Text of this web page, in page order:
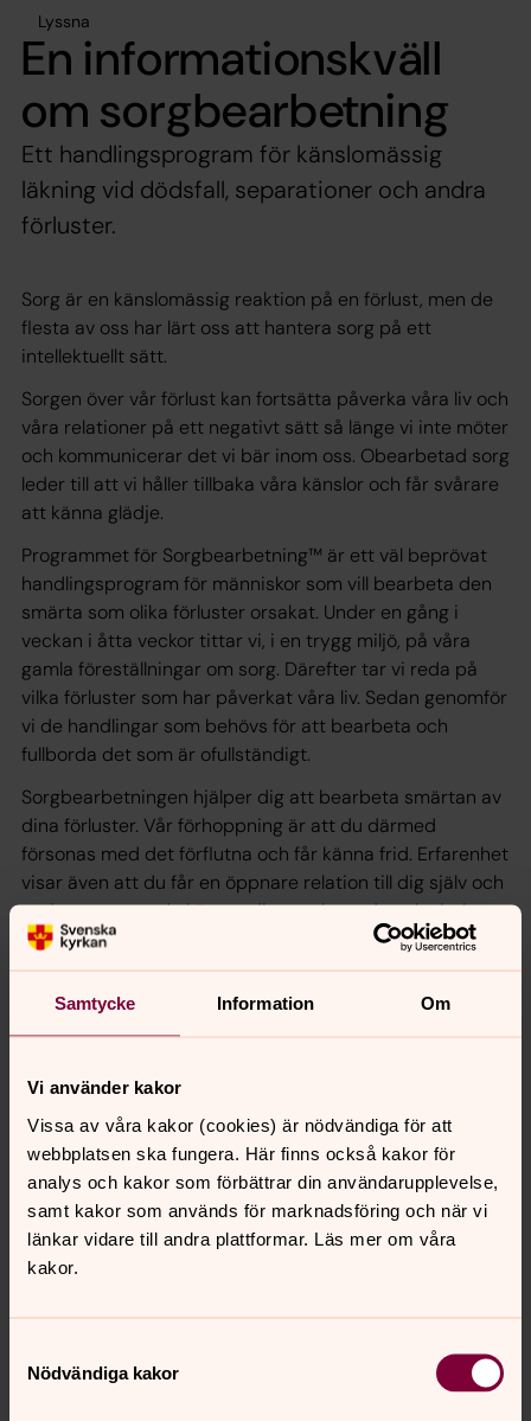
Samtycke Information Om
Vi använder kakor
Vissa av våra kakor (cookies) är nödvändiga för att
webbplatsen ska fungera. Här finns också kakor för
analys och kakor som förbättrar din användarupplevelse,
samt kakor som används för marknadsföring och när vi
länkar vidare till andra plattformar. Läs mer om våra
kakor.
Nödvändiga kakor
Lyssna
En informationskväll
om sorgbearbetning
Ett handlingsprogram för känslomässig
läkning vid dödsfall, separationer och andra
förluster.
Sorg är en känslomässig reaktion på en förlust, men de
flesta av oss har lärt oss att hantera sorg på ett
intellektuellt sätt.
Sorgen över vår förlust kan fortsätta påverka våra liv och
våra relationer på ett negativt sätt så länge vi inte möter
och kommunicerar det vi bär inom oss. Obearbetad sorg
leder till att vi håller tillbaka våra känslor och får svårare
att känna glädje.
Programmet för Sorgbearbetning™ är ett väl beprövat
handlingsprogram för människor som vill bearbeta den
smärta som olika förluster orsakat. Under en gång i
veckan i åtta veckor tittar vi, i en trygg miljö, på våra
gamla föreställningar om sorg. Därefter tar vi reda på
vilka förluster som har påverkat våra liv. Sedan genomför
vi de handlingar som behövs för att bearbeta och
fullborda det som är ofullständigt.
Sorgbearbetningen hjälper dig att bearbeta smärtan av
dina förluster. Vår förhoppning är att du därmed
försonas med det förflutna och får känna frid. Erfarenhet
visar även att du får en öppnare relation till dig själv och
andra, samt att du känner dig mer levande och vital.
Vi vill därför erbjuda dig en information om kursen i
Anmäl dig till Agneta Olsson, samtalsledare.
agneta.olsson@svenskakyrkan.sealt.tel. 0708 541110
Synpunkter eller frågor på sidans
vasa.forsamling@svenskakyrkan.se